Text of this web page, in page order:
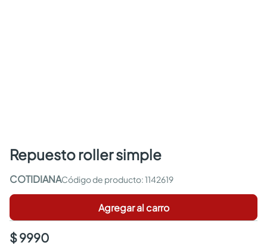
repuesto roller simple
COTIDIANA :1142619
Agregar al carro
$ 9990